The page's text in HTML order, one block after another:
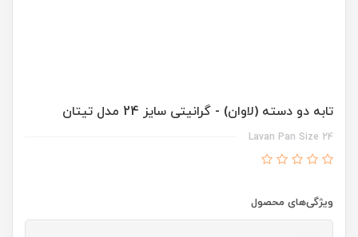
تابه دو دسته (لاوان) - گرانیتی سایز 24 مدل تیتان
Lavan Pan Size 24
ویژگی‌های محصول